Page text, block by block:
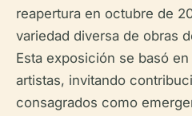
reapertura en octubre de
variedad diversa de obras
Esta exposición se basó
artistas, invitando
consagrados como